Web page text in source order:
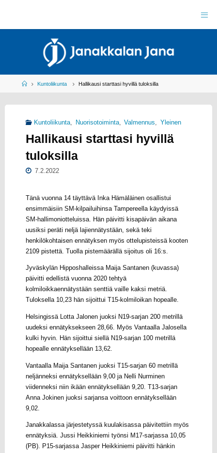
AN
HomeKuntoliikunta Hallikausi starttasi hyvillä tuloksilla
Kuntoliikunta, Nuorisotoiminta, Valmennus, Yleinen
Hallikausi starttasi hyvillä
tuloksilla
7.2.2022
Tänä vuonna 14 täyttävä Inka Hämäläinen osallistui
ensimmäisiin SM-kilpailuihinsa Tampereella käydyissä
SM-hallimoniotteluissa. Hän päivitti kisapäivän aikana
uusiksi peräti neljä lajiennätystään, sekä teki
henkilökohtaisen ennätyksen myös ottelupisteissä kooten
2109 pistettä. Tuolla pistemäärällä sijoitus oli 16:s.
Jyväskylän Hipposhalleissa Maija Santanen (kuvassa)
päivitti edellistä vuonna 2020 tehtyä
kolmiloikkaennätystään senttiä vaille kaksi metriä.
Tuloksella 10,23 hän sijoittui T15-kolmiloikan hopealle.
Helsingissä Lotta Jalonen juoksi N19-sarjan 200 metrillä
uudeksi ennätyksekseen 28,66. Myös Vantaalla Jalosella
kulki hyvin. Hän sijoittui siellä N19-sarjan 100 metrillä
hopealle ennätyksellään 13,62.
Vantaalla Maija Santanen juoksi T15-sarjan 60 metrillä
neljänneksi ennätyksellään 9,00 ja Nelli Nurminen
viidenneksi niin ikään ennätyksellään 9,20. T13-sarjan
Anna Jokinen juoksi sarjansa voittoon ennätyksellään
9,02.
Janakkalassa järjestetyssä kuulakisassa päivitettiin myös
ennätyksiä. Jussi Heikkiniemi työnsi M17-sarjassa 10,05
(PB). P15-sarjassa Jasper Heikkiniemi päivitti hänkin